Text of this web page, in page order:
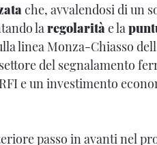
che, avvalendosi di un
la regolarità e la
linea Monza-Chiasso
del segnalamento
e un investimento
passo in avanti nel